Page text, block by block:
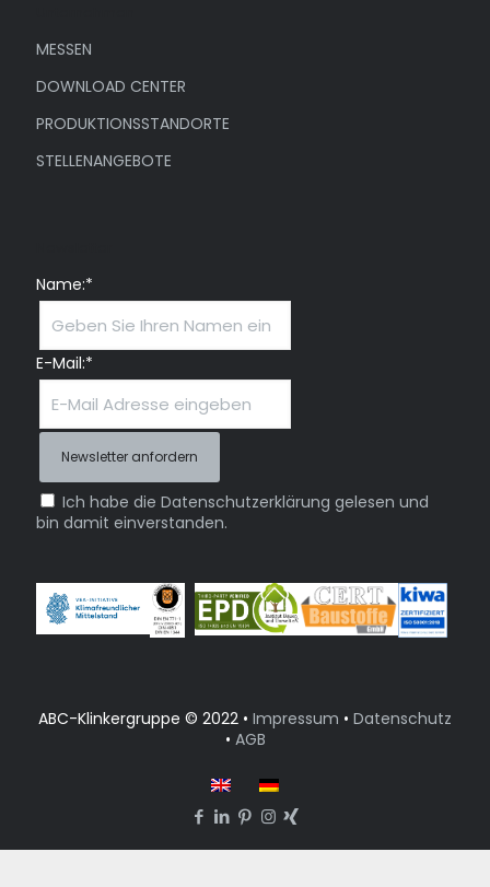
MESSEN
DOWNLOAD CENTER
PRODUKTIONSSTANDORTE
STELLENANGEBOTE
Name:*
E-Mail:*
Ich habe die Datenschutzerklärung gelesen und
bin damit einverstanden.
ABC-Klinkergruppe © 2022 • Impressum • Datenschutz
• AGB